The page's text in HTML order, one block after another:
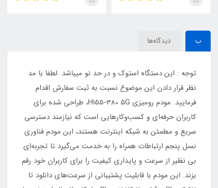
ب دیدگاه‌ها
توجه : این دستگاه استوک و در حد نو میباشد .لطفا با مد
نظر قرار دادن این موضوع نسبت به ثبت سفارش اقدام
فرمایید. مودم رومیزی H155-380 5G، طراحی شده برای
کاربران حرفه‌ای و کسب‌وکارهایی است که نیازمند دسترسی
سریع و مطمئن به شبکه اینترنت هستند، این مودم فناوری
نسل پنجم ارتباطات همراه را به خدمت می‌گیرد تا تجربه‌ای
بی نظیر از سرعت و پایداری کیفیت را برای کاربران خود رقم
بزند. این مودم با قابلیت پشتیبانی از سرعت‌های دانلود تا